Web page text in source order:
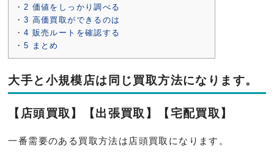
2 価値をしっかり調べる
3 高価買取ができるのは
4 販売ルートを確認する
5 まとめ
大手と小規模店は同じ買取方法になります。
【店頭買取】【出張買取】【宅配買取】
一番需要のある買取方法は店頭買取になります。